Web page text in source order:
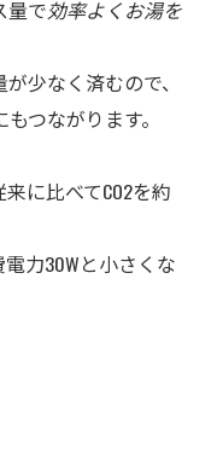
量で効率よくお湯を
少なく済むので、
もつながります。
に比べてCO2を約
力30Wと小さくな